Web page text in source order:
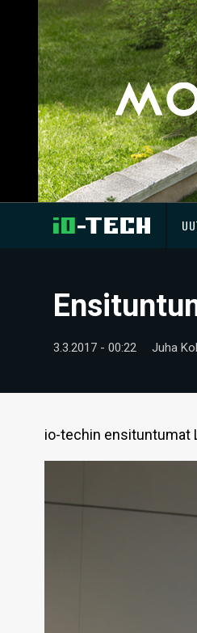
3.3.2017 - 00:22 Juha
io-techin ensituntumat